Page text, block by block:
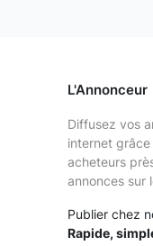
L'Annonceur
Diffusez vos
internet
acheteurs
annonces sur
Publier chez
Rapide,